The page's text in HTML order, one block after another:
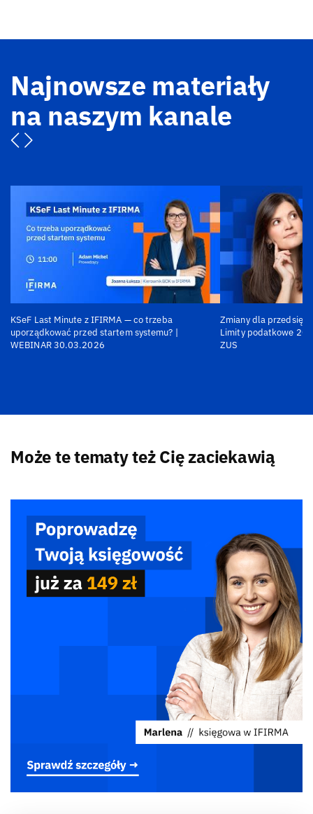
Najnowsze materiały
na naszym kanale
KSeF Last Minute z IFIRMA — co trzeba
uporządkować przed startem systemu? |
WEBINAR 30.03.2026
Zmiany dla
Limity podatkowe
ZUS
Może te tematy też Cię zaciekawią